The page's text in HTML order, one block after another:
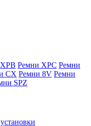
Ремни XPC Ремни
CX Ремни 8V Ремни
SPZ